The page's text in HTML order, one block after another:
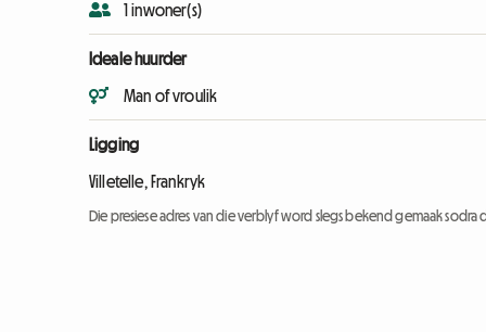
1 inwoner(s)
Ideale huurder
Man of vroulik
Ligging
Villetelle, Frankryk
Die presiese adres van die verblyf word slegs bekend gemaak sodra